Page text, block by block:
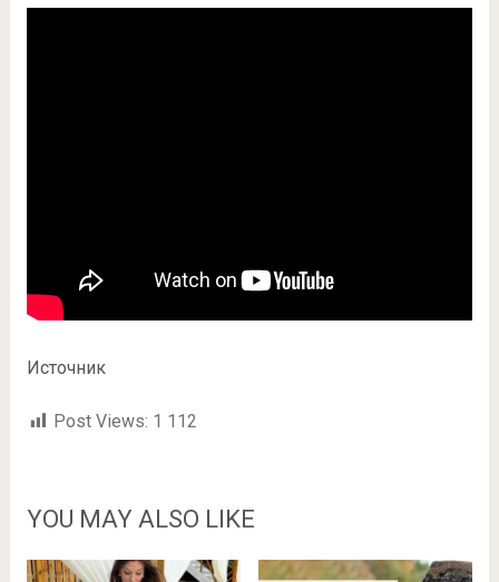
Источник
Post Views: 1 112
YOU MAY ALSO LIKE